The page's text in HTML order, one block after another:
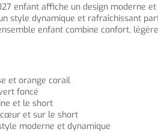
enfant affiche un design moderne
style dynamique et rafraîchissant
enfant combine confort,
et orange corail
foncé
et le short
cœur et sur le short
moderne et dynamique